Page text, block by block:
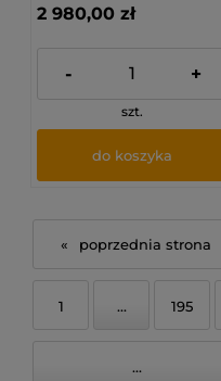
2 980,00 zł
- +
szt.
do koszyka
«
1 ... 195
...